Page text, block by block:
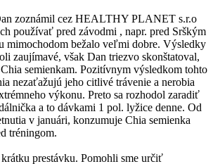
zoznámil cez HEALTHY PLANET s.r.o
používať pred závodmi , napr. pred Srškým
mimochodom bežalo veľmi dobre. Výsledky
zaujímavé, však Dan triezvo skonštatoval,
semienkam. Pozitívnym výsledkom tohto
nezaťažujú jeho citlivé trávenie a nerobia
výkonu. Preto sa rozhodol zaradiť
a to dávkami 1 pol. lyžice denne. Od
v januári, konzumuje Chia semienka
tréningom.
prestávku. Pomohli sme určiť